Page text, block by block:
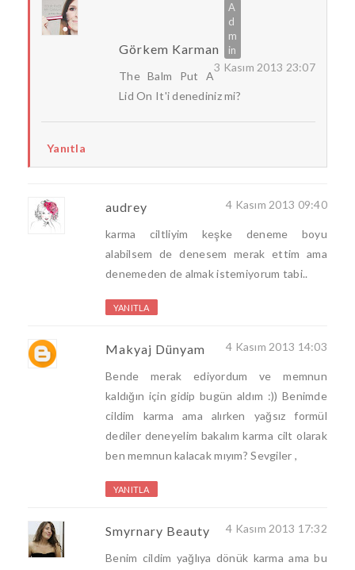
Görkem Karman
3 Kasım 2013 23:07
The Balm Put A
Lid On It'i denediniz mi?
Yanıtla
audrey 4 Kasım 2013 09:40
karma ciltliyim keşke deneme boyu
alabilsem de denesem merak ettim ama
denemeden de almak istemiyorum tabi..
YANITLA
Makyaj Dünyam 4 Kasım 2013 14:03
Bende merak ediyordum ve memnun
kaldığın için gidip bugün aldım :)) Benimde
cildim karma ama alırken yağsız formül
dediler deneyelim bakalım karma cilt olarak
ben memnun kalacak mıyım? Sevgiler ,
YANITLA
Smyrnary Beauty 4 Kasım 2013 17:32
Benim cildim yağlıya dönük karma ama bu